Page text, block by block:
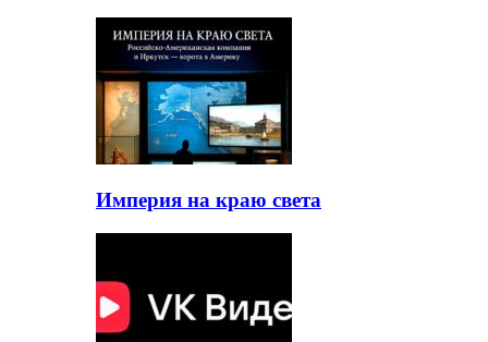
Империя на краю света